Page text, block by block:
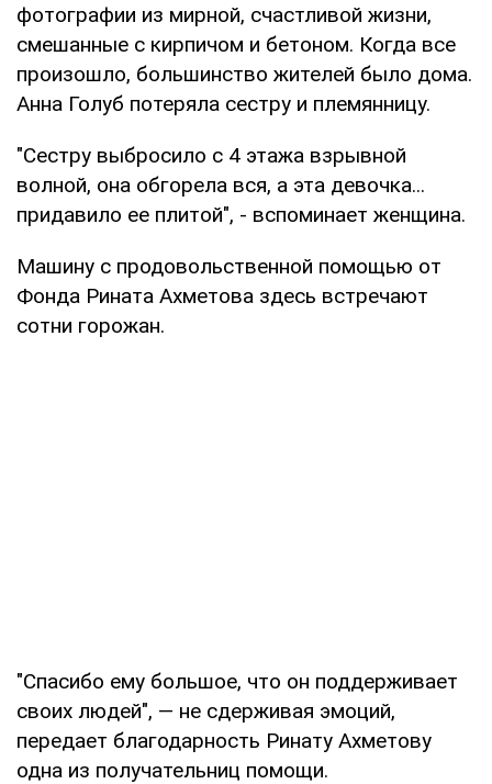
фотографии из мирной, счастливой жизни,
смешанные с кирпичом и бетоном. Когда все
произошло, большинство жителей было дома.
Анна Голуб потеряла сестру и племянницу.
"Сестру выбросило с 4 этажа взрывной
волной, она обгорела вся, а эта девочка...
придавило ее плитой", - вспоминает женщина.
Машину с продовольственной помощью от
Фонда Рината Ахметова здесь встречают
сотни горожан.
"Спасибо ему большое, что он поддерживает
своих людей", — не сдерживая эмоций,
передает благодарность Ринату Ахметову
одна из получательниц помощи.